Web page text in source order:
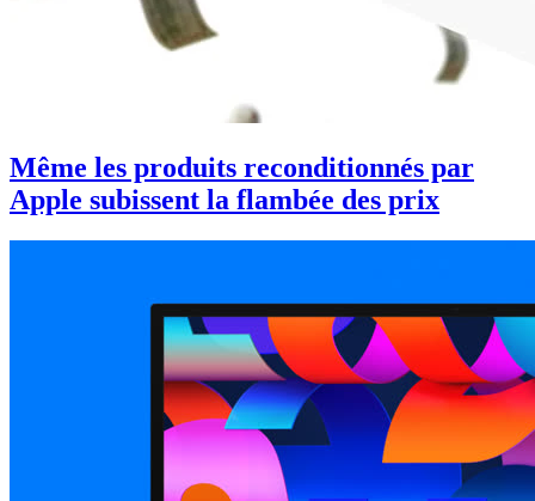
Même les produits reconditionnés par
Apple subissent la flambée des prix